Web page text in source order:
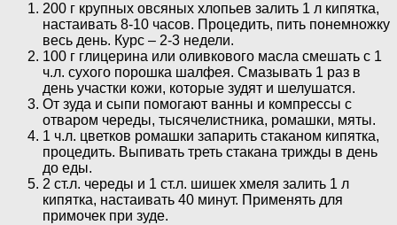
200 г крупных овсяных хлопьев залить 1 л кипятка,
настаивать 8-10 часов. Процедить, пить понемножку
весь день. Курс – 2-3 недели.
100 г глицерина или оливкового масла смешать с 1
ч.л. сухого порошка шалфея. Смазывать 1 раз в
день участки кожи, которые зудят и шелушатся.
От зуда и сыпи помогают ванны и компрессы с
отваром череды, тысячелистника, ромашки, мяты.
1 ч.л. цветков ромашки запарить стаканом кипятка,
процедить. Выпивать треть стакана трижды в день
до еды.
2 ст.л. череды и 1 ст.л. шишек хмеля залить 1 л
кипятка, настаивать 40 минут. Применять для
примочек при зуде.